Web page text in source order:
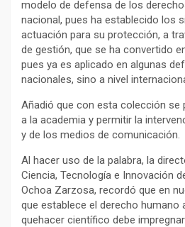
modelo de defensa de los
nacional, pues ha establecido los
actuación para su protección, a
de gestión, que se ha convertido
pues ya es aplicado en algunas
nacionales, sino a nivel
Añadió que con esta colección se
a la academia y permitir la
y de los medios de comunicación.
Al hacer uso de la palabra, la
Ciencia, Tecnología e Innovación
Ochoa Zarzosa, recordó que en
que establece el derecho humano
quehacer científico debe